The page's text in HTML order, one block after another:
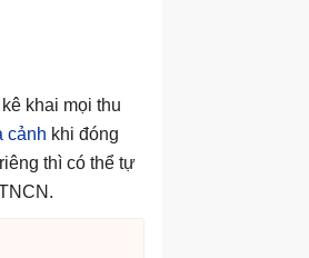
khai mọi thu
cảnh khi đóng
thì có thể tự